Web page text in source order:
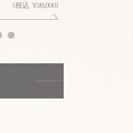
(税込 ¥99,000)